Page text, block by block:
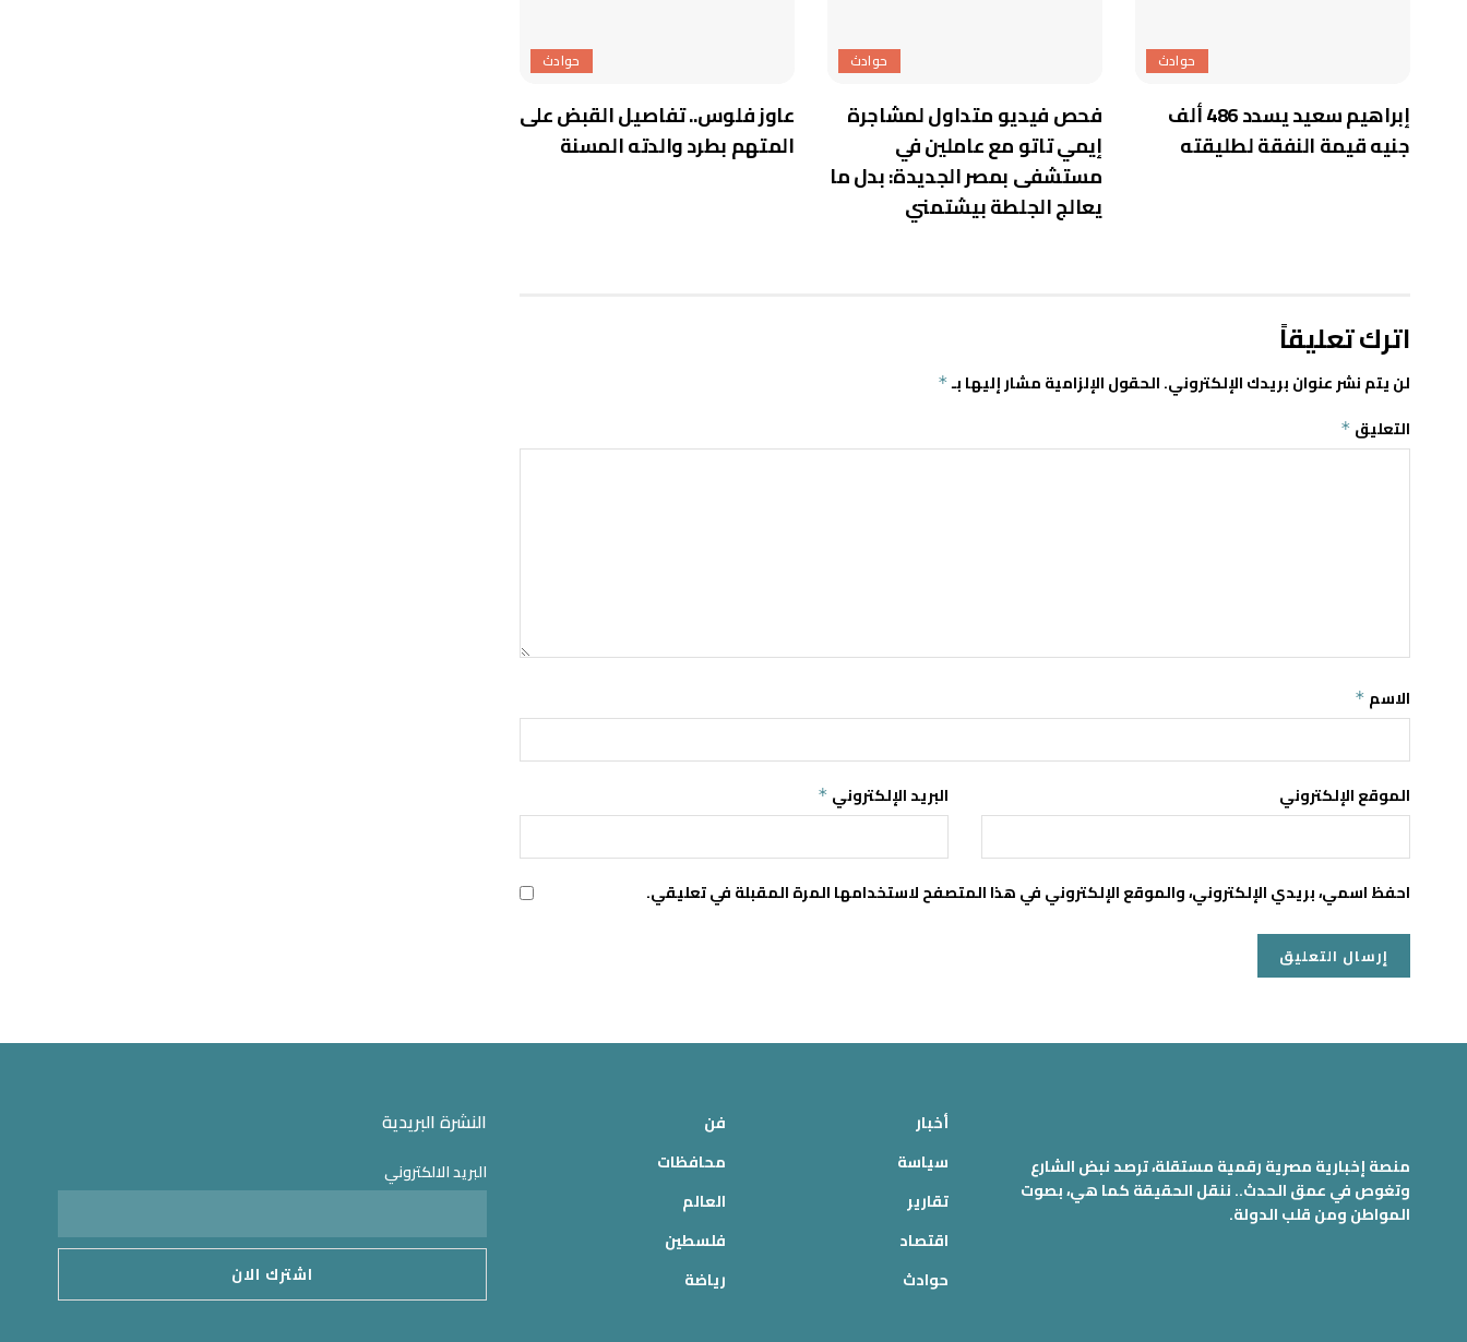
حوادث
إبراهيم سعيد يسدد 486 ألف
جنيه قيمة النفقة لطليقته
حوادث
فحص فيديو متداول لمشاجرة
إيمي تاتو مع عاملين في
مستشفى بمصر الجديدة: بدل ما
يعالج الجلطة بيشتمني
حوادث
عاوز فلوس.. تفاصيل القبض على
المتهم بطرد والدته المسنة
اترك تعليقاً
لن يتم نشر عنوان بريدك الإلكتروني.الحقول الإلزامية مشار إليها بـ *
التعليق *
الاسم *
البريد الإلكتروني * الموقع الإلكتروني
احفظ اسمي، بريدي الإلكتروني، والموقع الإلكتروني في هذا المتصفح لاستخدامها المرة المقبلة في تعليقي.
منصة إخبارية مصرية رقمية مستقلة، ترصد نبض الشارع
وتغوص في عمق الحدث.. ننقل الحقيقة كما هي، بصوت
المواطن ومن قلب الدولة.
أخبار
سياسة
تقارير
اقتصاد
حوادث
فن
محافظات
العالم
فلسطين
رياضة
النشرة البريدية
البريد الالكتروني